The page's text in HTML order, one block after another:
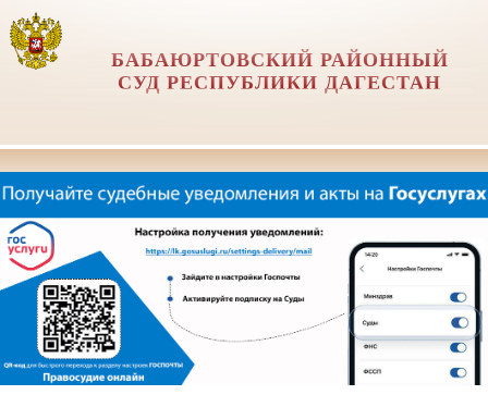
БАБАЮРТОВСКИЙ РАЙОННЫЙ
СУД РЕСПУБЛИКИ ДАГЕСТАН